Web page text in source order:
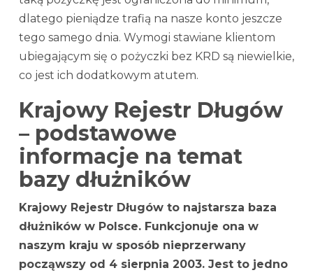
dlatego pieniądze trafią na nasze konto jeszcze
tego samego dnia. Wymogi stawiane klientom
ubiegającym się o pożyczki bez KRD są niewielkie,
co jest ich dodatkowym atutem.
Krajowy Rejestr Długów
– podstawowe
informacje na temat
bazy dłużników
Krajowy Rejestr Długów to najstarsza baza
dłużników w Polsce. Funkcjonuje ona w
naszym kraju w sposób nieprzerwany
począwszy od 4 sierpnia 2003. Jest to jedno